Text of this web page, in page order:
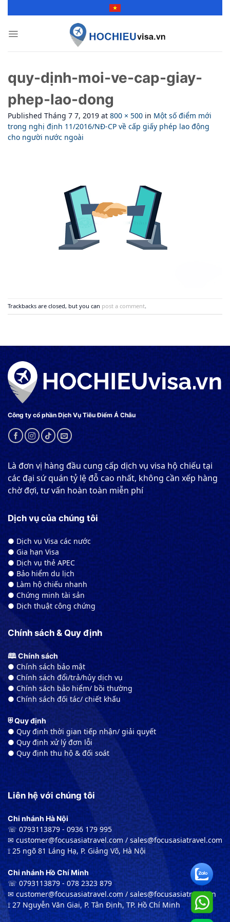
quy-dịnh-moi-ve-cap-giay-
phep-lao-dong
Published Tháng 7 7, 2019 at 800 × 500 in Một số điểm mới
trong nghị định 11/2016/NĐ-CP về cấp giấy phép lao động
cho người nước ngoài
Trackbacks are closed, but you can post a comment
Công ty cổ phần Dịch Vụ Tiêu Điểm Á Châu
Là đơn vị hàng đầu cung cấp dịch vụ visa hộ chiếu tại
các đại sứ quán tỷ lệ đỗ cao nhất, không cần xếp hàng
chờ đợi, tư vấn hoàn toàn miễn phí
Dịch vụ của chúng tôi
● Dịch vụ Visa các nước
● Gia hạn Visa
● Dịch vụ thẻ APEC
● Bảo hiểm du lịch
● Làm hộ chiếu nhanh
● Chứng minh tài sản
● Dịch thuật công chứng
Chính sách & Quy định
🕮 Chính sách
● Chính sách bảo mật
● Chính sách đổi/trả/hủy dịch vụ
● Chính sách bảo hiểm/ bồi thường
● Chính sách đối tác/ chiết khấu
⛨ Quy định
● Quy định thời gian tiếp nhận/ giải quyết
● Quy định xử lý đơn lỗi
● Quy định thu hộ & đối soát
Liên hệ với chúng tôi
Chi nhánh Hà Nội
☏ 0793113879 - 0936 179 995
✉︎ customer@focusasiatravel.com / sales@focusasiatravel.com
⟟ 25 ngõ 81 Láng Hạ, P. Giảng Võ, Hà Nội
Chi nhánh Hồ Chí Minh
☏ 0793113879 - 078 2323 879
✉︎ customer@focusasiatravel.com / sales@focusasiatravel.vn
⟟ 27 Nguyễn Văn Giai, P. Tân Định, TP. Hồ Chí Minh